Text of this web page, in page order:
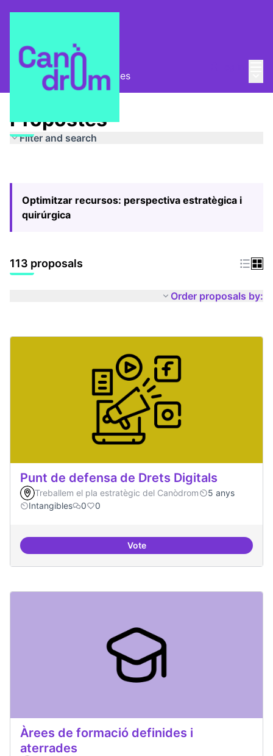
Pla Estratègic Propostes
Propostes
Filter and search
Optimitzar recursos: perspectiva estratègica i
quirúrgica
113 proposals
Order proposals by:
Punt de defensa de Drets Digitals
Treballem el pla estratègic del Canòdrom
5 anys
Intangibles
0 0
VotePunt de defensa de Drets Digitals
Àrees de formació definides i
aterrades